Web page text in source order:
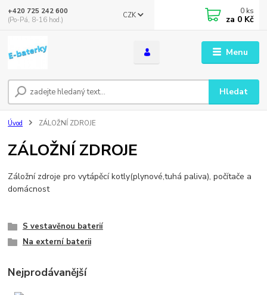
Menu
CZK
Hledat
+420 725 242 600
(Po-Pá, 8-16 hod.)
0 ks
za 0 Kč
Úvod ZÁLOŽNÍ ZDROJE
ZÁLOŽNÍ ZDROJE
Záložní zdroje pro vytápěcí kotly(plynové,tuhá paliva), počítače a
domácnost
S vestavěnou baterií
Na externí baterii
Nejprodávanější